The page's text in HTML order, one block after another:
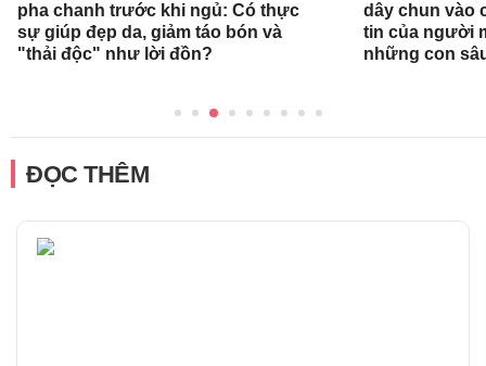
pha chanh trước khi ngủ: Có thực
sự giúp đẹp da, giảm táo bón và
"thải độc" như lời đồn?
dây chun vào
tin của người
những con
ĐỌC THÊM